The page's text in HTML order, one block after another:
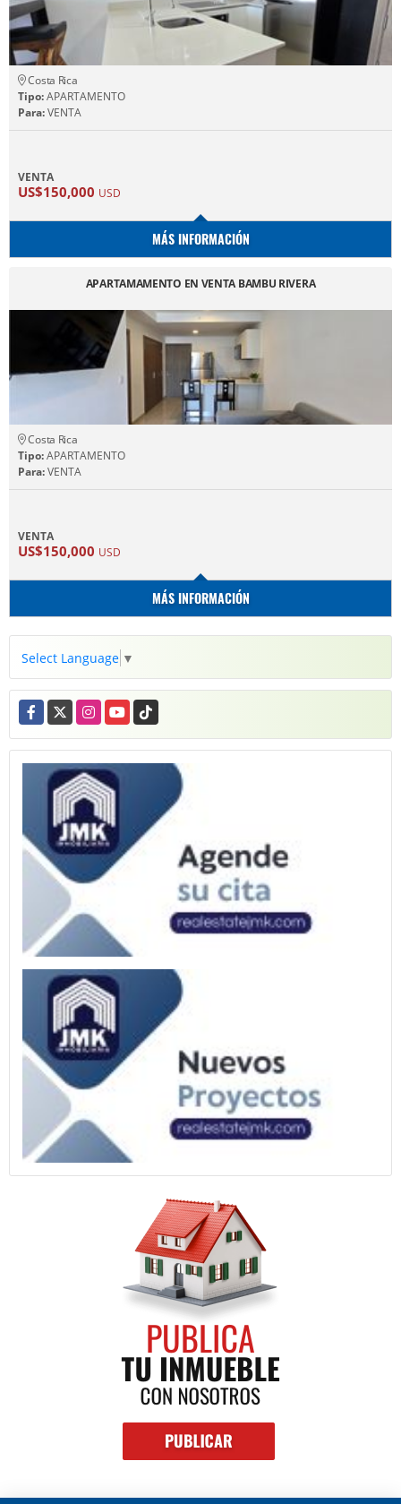
Costa Rica
Tipo:APARTAMENTO
Para:VENTA
VENTA
US$150,000 USD
MÁS INFORMACIÓN
APARTAMAMENTO EN VENTA BAMBU RIVERA
Costa Rica
Tipo:APARTAMENTO
Para:VENTA
VENTA
US$150,000 USD
MÁS INFORMACIÓN
Select Language ▼
Facebook
X InstagramYouTubeTikTok